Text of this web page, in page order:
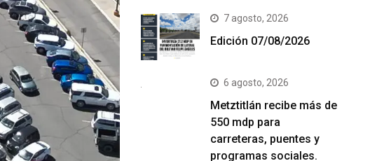
7 agosto, 2026
Edición 07/08/2026
6 agosto, 2026
Metztitlán recibe más de
550 mdp para
carreteras, puentes y
programas sociales.